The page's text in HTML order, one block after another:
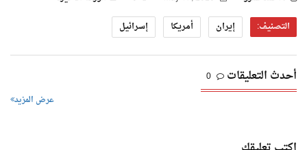
التصنيف:
إيران أمريكا إسرائيل
أحدث التعليقات 0
عرض المزيد